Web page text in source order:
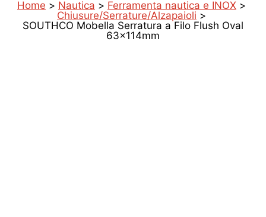
Home > Nautica > Ferramenta nautica e INOX >
Chiusure/Serrature/Alzapaioli >
SOUTHCO Mobella Serratura a Filo Flush Oval
63x114mm